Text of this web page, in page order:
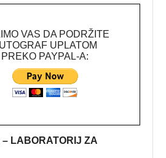
VAS DA PODRŽITE
UPLATOM
PREKO PAYPAL-A:
– LABORATORIJ ZA